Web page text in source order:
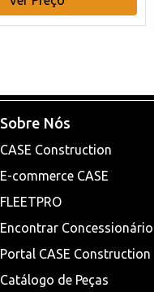
Sobre Nós
CASE Construction
E-commerce CASE
FLEETPRO
Encontrar Concessionário
Portal CASE Construction
Catálogo de Peças